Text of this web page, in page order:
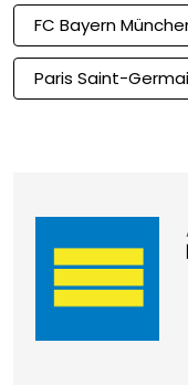
FC Bayern
Paris Saint-